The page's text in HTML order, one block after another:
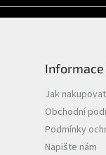
Jak nakupovat
Obchodní
Podmínky
Napište nám